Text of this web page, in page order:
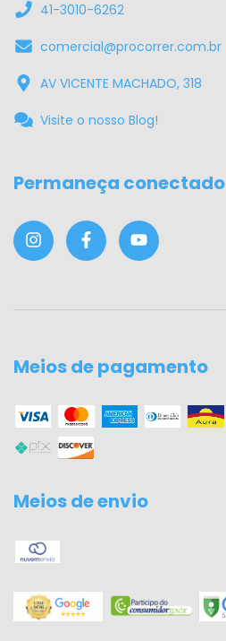
41-3010-6262
comercial@procorrer.com.br
AV VICENTE MACHADO, 318
Visite o nosso Blog!
Permaneça conectado
Meios de pagamento
Meios de envio